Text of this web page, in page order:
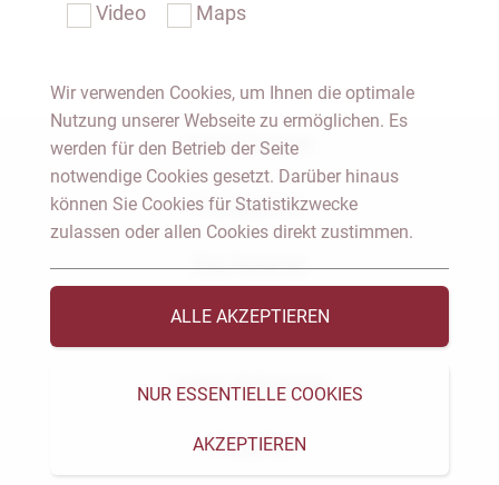
Notar Dresden
Fachgebiete
Das Notariat
Vorträge & Veröffentlichungen
Videos & Podcast
Aktuelles
Video Maps
Wir verwenden Cookies, um Ihnen die optimale
Nutzung unserer Webseite zu ermöglichen. Es
werden für den Betrieb der Seite
notwendige Cookies gesetzt. Darüber hinaus
können Sie Cookies für Statistikzwecke
zulassen oder allen Cookies direkt zustimmen.
ALLE AKZEPTIEREN
NUR ESSENTIELLE COOKIES
AKZEPTIEREN